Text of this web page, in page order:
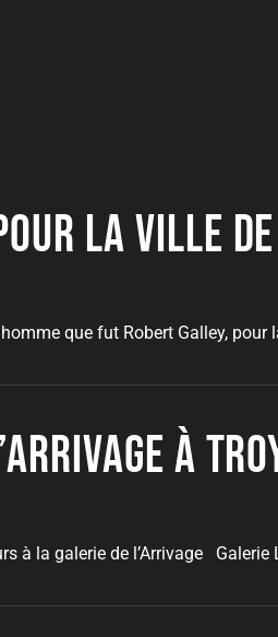
la ville
que fut Robert Galley, pour
à
à la galerie de l’Arrivage Galerie